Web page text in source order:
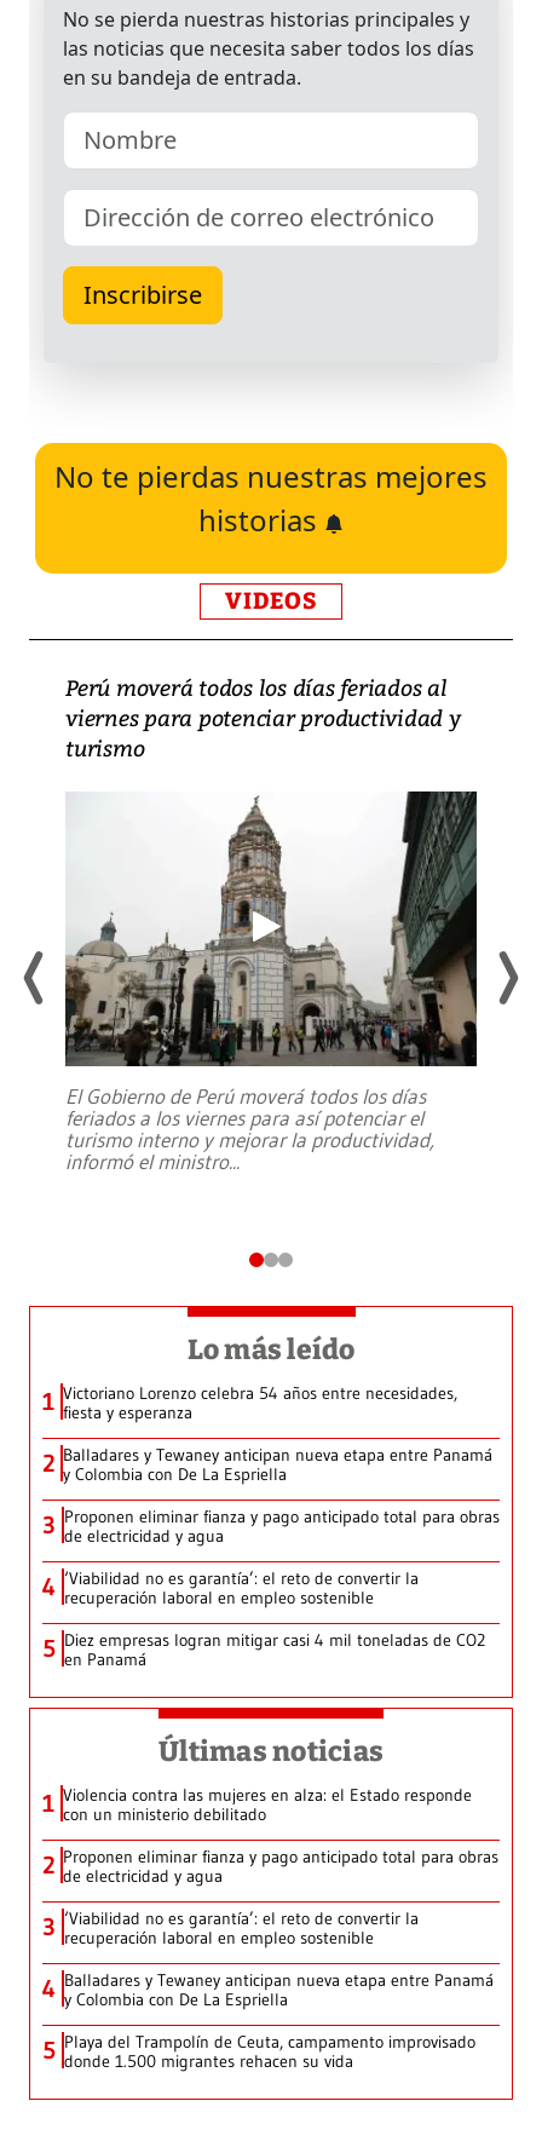
No te pierdas nuestras mejores
historias
VIDEOS
Perú moverá todos los días feriados al
viernes para potenciar productividad y
turismo
El Gobierno de Perú moverá todos los días
feriados a los viernes para así potenciar el
turismo interno y mejorar la productividad,
informó el ministro...
Lo más leído
1 Victoriano Lorenzo celebra 54 años entre necesidades,
fiesta y esperanza
2 Balladares y Tewaney anticipan nueva etapa entre Panamá
y Colombia con De La Espriella
3 Proponen eliminar fianza y pago anticipado total para obras
de electricidad y agua
4 ‘Viabilidad no es garantía’: el reto de convertir la
recuperación laboral en empleo sostenible
5 Diez empresas logran mitigar casi 4 mil toneladas de CO2
en Panamá
Últimas noticias
1 Violencia contra las mujeres en alza: el Estado responde
con un ministerio debilitado
2 Proponen eliminar fianza y pago anticipado total para obras
de electricidad y agua
3 ‘Viabilidad no es garantía’: el reto de convertir la
recuperación laboral en empleo sostenible
4 Balladares y Tewaney anticipan nueva etapa entre Panamá
y Colombia con De La Espriella
5 Playa del Trampolín de Ceuta, campamento improvisado
donde 1.500 migrantes rehacen su vida